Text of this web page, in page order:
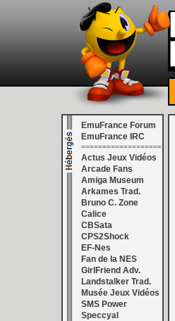
EmuFrance Forum
EmuFrance IRC
===================
Actus Jeux Vidéos
Arcade Fans
Amiga Museum
Arkames Trad.
Bruno C. Zone
Calice
CBSata
CPS2Shock
EF-Nes
Fan de la NES
GirlFriend Adv.
Landstalker Trad.
Musée Jeux Vidéos
SMS Power
Speccyal